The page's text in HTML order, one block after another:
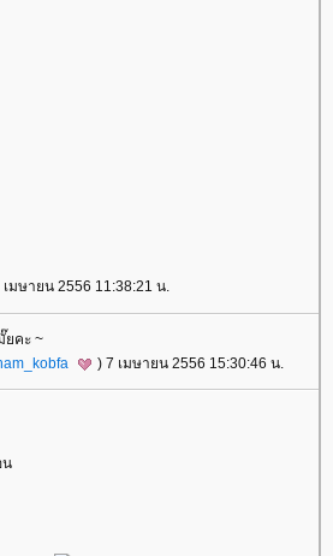
เมษายน 2556 11:38:21 น.
ยคะ ~
) 7 เมษายน 2556 15:30:46 น.
น